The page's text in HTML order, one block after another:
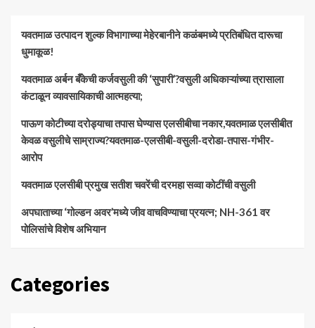
यवतमाळ उत्पादन शुल्क विभागाच्या मेहेरबानीने कळंबमध्ये प्रतिबंधित दारूचा
धुमाकूळ!
​यवतमाळ अर्बन बँकेची कर्जवसुली की ‘सुपारी’?वसुली अधिकाऱ्यांच्या त्रासाला
कंटाळून व्यावसायिकाची आत्महत्या;
पाऊण कोटीच्या दरोड्याचा तपास घेण्यास एलसीबीचा नकार,यवतमाळ एलसीबीत
केवळ वसुलीचे साम्राज्य?यवतमाळ-एलसीबी-वसुली-दरोडा-तपास-गंभीर-
आरोप
यवतमाळ एलसीबी प्रमुख सतीश चवरेंची दरमहा सव्वा कोटींची वसुली
अपघाताच्या ‘गोल्डन अवर’मध्ये जीव वाचविण्याचा प्रयत्न; NH-361 वर
पोलिसांचे विशेष अभियान
Categories